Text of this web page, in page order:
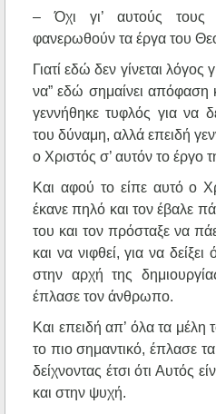
– Όχι γι’ αυτούς
φανερωθούν τα έργα του
Γιατί εδώ δεν γίνεται λόγος
να” εδώ σημαίνει απόφαση
γεννήθηκε τυφλός για να
του δύναμη, αλλά επειδή
ο Χριστός σ’ αυτόν το έργο
Και αφού το είπε αυτό ο
έκανε πηλό και τον έβαλε
του και τον πρόσταξε να
και να νιφθεί, για να
στην αρχή της
έπλασε τον άνθρωπο.
Και επειδή απ’ όλα τα μέλη
το πιο σημαντικό, έπλασε
δείχνοντας έτσι ότι Αυτός
και στην ψυχή.